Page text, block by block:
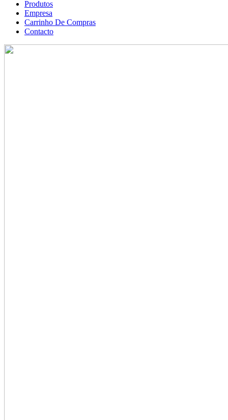
Produtos
Empresa
Carrinho De Compras
Contacto